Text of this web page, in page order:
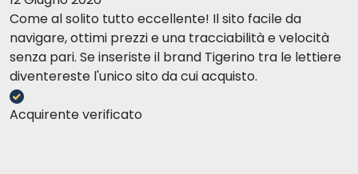
Come al solito tutto eccellente! Il sito facile da
navigare, ottimi prezzi e una tracciabilità e velocità
senza pari. Se inseriste il brand Tigerino tra le lettiere
diventereste l'unico sito da cui acquisto.
Acquirente verificato